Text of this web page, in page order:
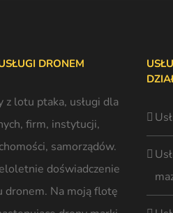
DRONEM
z lotu ptaka, usługi dla
firm, instytucji,
samorządów.
doświadczenie
dronem. Na moją flotę